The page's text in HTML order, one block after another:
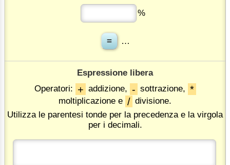
%
…
Espressione libera
Operatori: + addizione, - sottrazione, *
moltiplicazione e / divisione.
Utilizza le parentesi tonde per la precedenza e la virgola
per i decimali.